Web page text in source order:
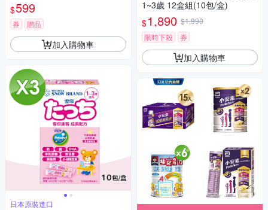
$599
券 贈品
加入購物車
日本原裝進口
1~3歲 12盒組(10包/盒)
$1,890 $1,990
限時下殺
券
加入購物車